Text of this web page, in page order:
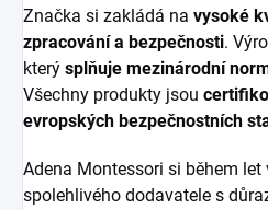
Značka si zakládá na vysoké
zpracování a bezpečnosti.
který splňuje mezinárodní
Všechny produkty jsou
evropských bezpečnostních
Adena Montessori si během
spolehlivého dodavatele s